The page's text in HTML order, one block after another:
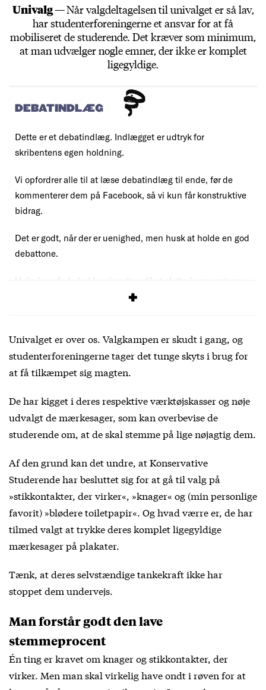
Univalg —Når valgdeltagelsen til univalget er så lav,
har studenterforeningerne et ansvar for at få
mobiliseret de studerende. Det kræver som minimum,
at man udvælger nogle emner, der ikke er komplet
ligegyldige.
DEBATINDLÆG
Dette er et debatindlæg. Indlægget er udtryk for
skribentens egen holdning.
Vi opfordrer alle til at læse debatindlæg til ende, før de
kommenterer dem på Facebook, så vi kun får konstruktive
bidrag.
Det er godt, når der er uenighed, men husk at holde en god
debattone.
Uniavisen forbeholder sig retten til at slette kommentarer,
debatregler
Univalget er over os. Valgkampen er skudt i gang, og
studenterforeningerne tager det tunge skyts i brug for
at få tilkæmpet sig magten.
De har kigget i deres respektive værktøjskasser og nøje
udvalgt de mærkesager, som kan overbevise de
studerende om, at de skal stemme på lige nøjagtig dem.
Af den grund kan det undre, at Konservative
Studerende har besluttet sig for at gå til valg på
»stikkontakter, der virker«, »knager« og (min personlige
favorit) »blødere toiletpapir«. Og hvad værre er, de har
tilmed valgt at trykke deres komplet ligegyldige
mærkesager på plakater.
Tænk, at deres selvstændige tankekraft ikke har
stoppet dem undervejs.
Man forstår godt den lave
stemmeprocent
Én ting er kravet om knager og stikkontakter, der
virker. Men man skal virkelig have ondt i røven for at